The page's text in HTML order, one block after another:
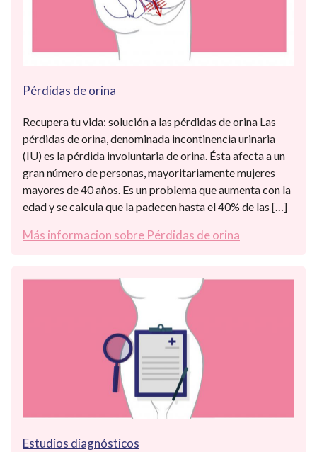
Pérdidas de orina
Recupera tu vida: solución a las pérdidas de orina Las
pérdidas de orina, denominada incontinencia urinaria
(IU) es la pérdida involuntaria de orina. Ésta afecta a un
gran número de personas, mayoritariamente mujeres
mayores de 40 años. Es un problema que aumenta con la
edad y se calcula que la padecen hasta el 40% de las […]
Más informacion sobre Pérdidas de orina
Estudios diagnósticos